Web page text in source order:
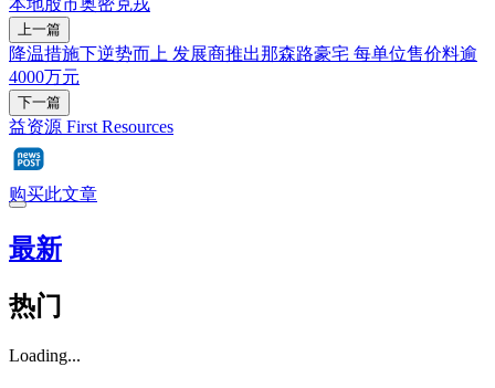
上一篇
降温措施下逆势而上 发展商推出那森路豪宅 每单位售价料逾
4000万元
下一篇
益资源 First Resources
购买此文章
最新
热门
Loading...